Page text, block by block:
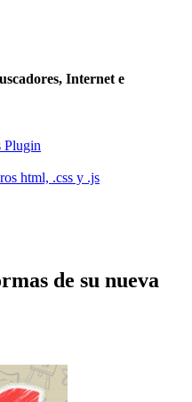
Internet e
Plugin
html, .css y .js
de su nueva